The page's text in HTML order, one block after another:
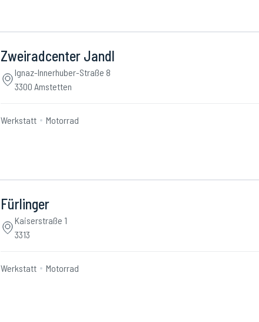
Zweiradcenter Jandl
Ignaz-Innerhuber-Straße 8
3300 Amstetten
Werkstatt Motorrad
Fürlinger
Kaiserstraße 1
3313
Werkstatt Motorrad